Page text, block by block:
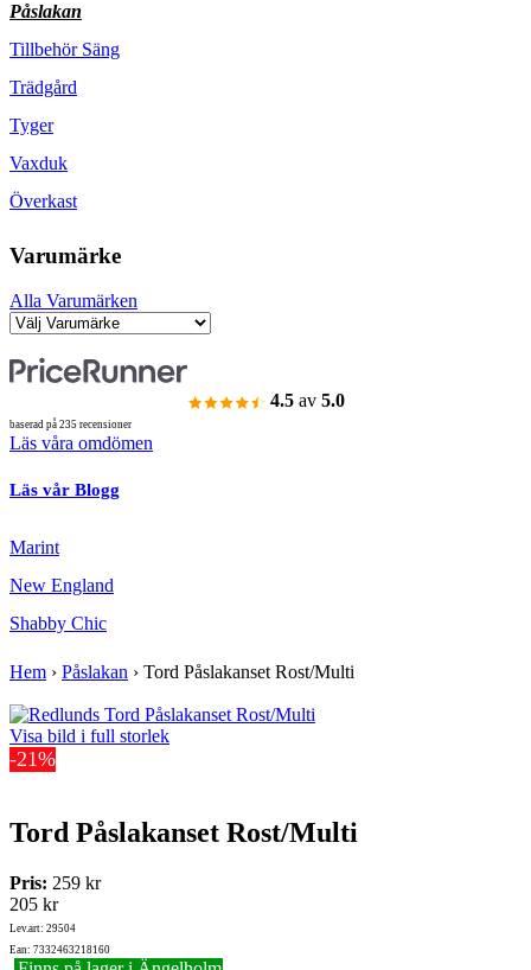
Påslakan
Tillbehör Säng
Trädgård
Tyger
Vaxduk
Överkast
Varumärke
Alla Varumärken
4.5 av 5.0
baserad på 235 recensioner
Läs våra omdömen
Läs vår Blogg
Marint
New England
Shabby Chic
Hem › Påslakan › Tord Påslakanset Rost/Multi
Visa bild i full storlek
-21%
Tord Påslakanset Rost/Multi
Pris: 259 kr
205 kr
Lev.art: 29504
Ean: 7332463218160